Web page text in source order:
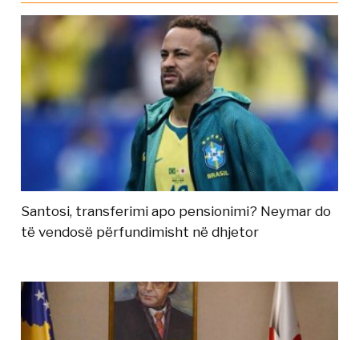
Santosi, transferimi apo pensionimi? Neymar do
të vendosë përfundimisht në dhjetor